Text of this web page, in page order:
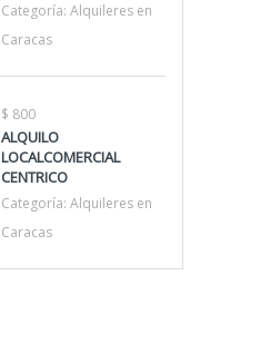
Categoría: Alquileres en
Caracas
$ 800
ALQUILO
LOCALCOMERCIAL
CENTRICO
Categoría: Alquileres en
Caracas